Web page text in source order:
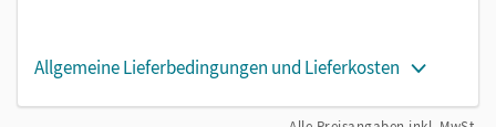
Allgemeine Lieferbedingungen und Lieferkosten